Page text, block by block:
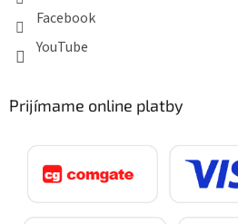
Facebook
YouTube
Prijímame online platby